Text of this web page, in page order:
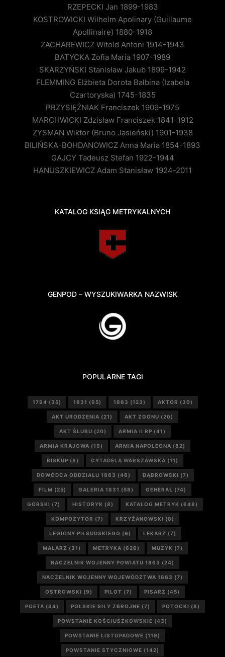
RZEPECKI Jan 1899-1983
KOSTROWICKI Wilhelm Apolinary (Guillaume
Apollinaire) 1880-1918
ZACHAREWICZ Witold Antoni 1914-1943
BATYCKA Zofia Maria 1907-1989
SKARZYŃSKI Stanisław Jakub 1899-1942
FLEMMING Elżbieta Dorota Balbina (Izabela
Czartoryska) 1745-1835
PRZYSIĘŻNIAK Franciszek 1909-1975
MARCHWICKI Zdzisław Franciszek 1841-1912
ZYSMAN Wiktor (Bruno Jasieński) 1901-1938
BILIŃSKA-BOHDANOWICZ Anna Maria 1854-1893
GAJCY Tadeusz Stefan 1922-1944
HANUSZKIEWICZ Adam Stanisław 1924-2011
KATALOG KSIĄG METRYKALNYCH
GENPOD – WYSZUKIWARKA NAZWISK
POPULARNE TAGI
1794 (35) 1831 (95) 1863 (123) AKTOR (30)
AKT URODZENIA (21) AKT ZGONU (20)
AKT ŚLUBU (20) ARMIA II RP (41)
ARMIA KRAJOWA (19) ARMIA NAPOLEONA (82)
BISKUP (8) CYTADELA WARSZAWSKA (11)
DOWÓDCA ODDZIAŁU 1863 (46) DĄBROWSKI (7)
FILM (25) GALERIA 1831 (58) GENERAŁ (74)
GÓRSKI (7) HISTORYK (8) KATALOG METRYK (648)
KOMPOZYTOR (7) KRZYŻANOWSKI (8)
LEGIONY PIŁSUDSKIEGO (9) LEKARZ (7)
MALARZ (31) METRYKA (626) MUZYK (7)
NACZELNIK WOJENNY POWIATU 1863 (24)
NACZELNIK WOJENNY WOJEWÓDZTWA 1863 (7)
OSTROWSKI (9) PILOT (7) PISARZ (45)
POETA (34) POLSKIE SIŁY ZBROJNE (7) POTOCKI (8)
POWSTANIE KOŚCIUSZKOWSKIE (43)
POWSTANIE LISTOPADOWE (119)
POWSTANIE STYCZNIOWE (142)